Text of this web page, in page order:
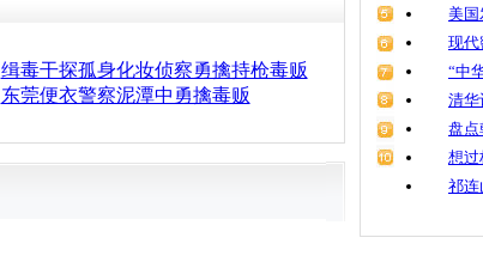
缉毒干探孤身化妆侦察勇擒持枪毒贩
东莞便衣警察泥潭中勇擒毒贩
美国
现
“中
清华
盘点
想过
祁连